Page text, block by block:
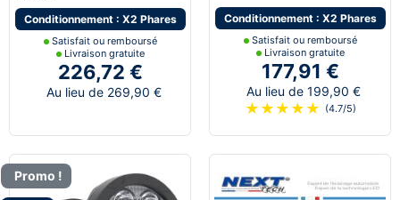
Conditionnement : X2 Phares
Satisfait ou remboursé
Livraison gratuite
226,72 €
Au lieu de 269,90 €
Conditionnement : X2 Phares
Satisfait ou remboursé
Livraison gratuite
177,91 €
Au lieu de 199,90 €
★ ★ ★ ★ ★ (4.7/5)
Promo !